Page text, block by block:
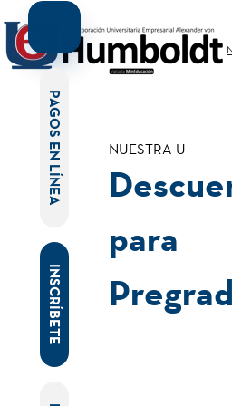
NUESTRA U
para
PAGOS EN LÍNEA
INSCRÍBETE